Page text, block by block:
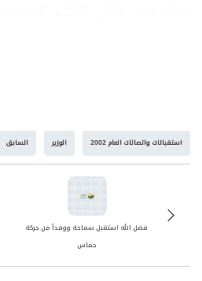
والشعب الفلسطيني
والإعلامي والمادي لتجاوز
يتعرض لها الفلسطينيون في
استقبالات واتصالات العام 2002 الوزير السابق
فضل الله استقبل سماحة ووفداً من حركة
حماس